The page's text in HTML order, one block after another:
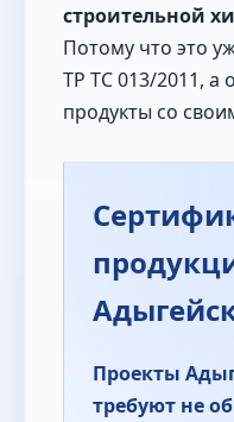
строительной
Потому что это
ТР ТС 013/2011, а
продукты со
Проекты
требуют не